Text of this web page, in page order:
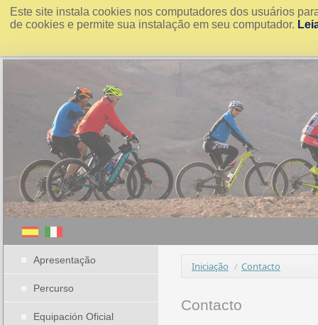
Este site instala cookies nos computadores dos usuários
de cookies e permite sua instalação em seu computador.
Apresentação
Percurso
Equipación Oficial
Iniciação / Contacto
Contacto